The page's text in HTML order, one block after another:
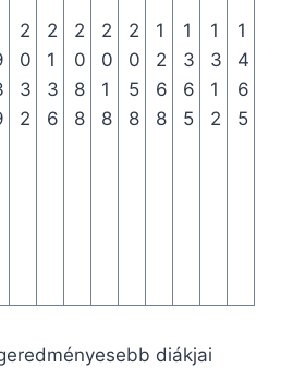
2
0
3
2
2
1
3
6
2
0
8
8
2
0
1
8
2
0
5
8
1
2
6
8
1
3
6
5
1
3
1
2
1
4
6
5
diákjai